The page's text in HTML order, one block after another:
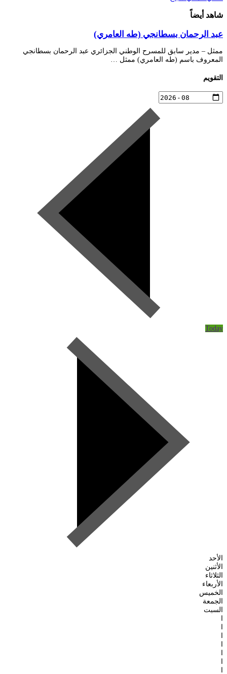
شاهد أيضاً
عبد الرحمان بسطانجي (طه العامري)
ممثل – مدير سابق للمسرح الوطني الجزائري عبد الرحمان بسطانجي
المعروف باسم (طه العامري) ممثل …
التقويم
Today
الأحد
الأثنين
الثلاثاء
الأربعاء
الخميس
الجمعة
السبت